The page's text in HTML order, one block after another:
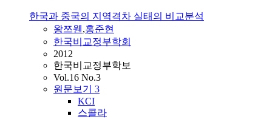
한국과 중국의 지역격차 실태의 비교분석
왕쯔웬,홍준현
한국비교정부학회
2012
한국비교정부학보
Vol.16 No.3
원문보기 3
KCI
스콜라